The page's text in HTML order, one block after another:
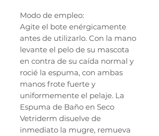
Modo de empleo:
Agite el bote enérgicamente
antes de utilizarlo. Con la mano
levante el pelo de su mascota
en contra de su caída normal y
rocié la espuma, con ambas
manos frote fuerte y
uniformemente el pelaje. La
Espuma de Baño en Seco
Vetriderm disuelve de
inmediato la mugre, remueva